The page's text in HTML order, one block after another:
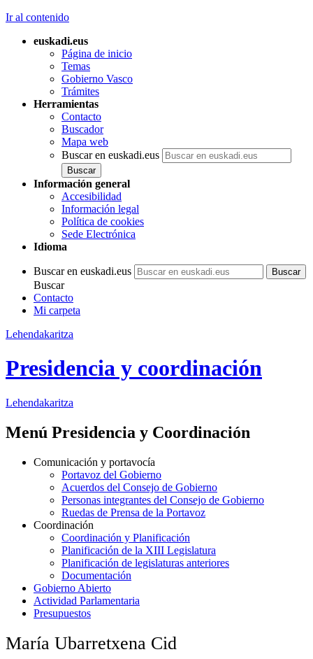
Ir al contenido
euskadi.eus
Página de inicio
Temas
Gobierno Vasco
Trámites
Herramientas
Contacto
Buscador
Mapa web
Buscar en euskadi.eus
Información general
Accesibilidad
Información legal
Política de cookies
Sede Electrónica
Idioma
Buscar en euskadi.eus
Buscar
Contacto
Mi carpeta
Lehendakaritza
Presidencia y coordinación
Lehendakaritza
Menú Presidencia y Coordinación
Comunicación y portavocía
Portavoz del Gobierno
Acuerdos del Consejo de Gobierno
Personas integrantes del Consejo de Gobierno
Ruedas de Prensa de la Portavoz
Coordinación
Coordinación y Planificación
Planificación de la XIII Legislatura
Planificación de legislaturas anteriores
Documentación
Gobierno Abierto
Actividad Parlamentaria
Presupuestos
María Ubarretxena Cid